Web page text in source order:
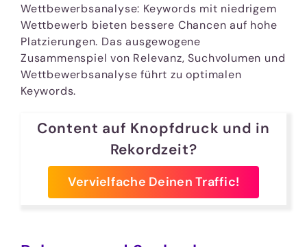
Wettbewerbsanalyse: Keywords mit niedrigem
Wettbewerb bieten bessere Chancen auf hohe
Platzierungen. Das ausgewogene
Zusammenspiel von Relevanz, Suchvolumen und
Wettbewerbsanalyse führt zu optimalen
Keywords.
Content auf Knopfdruck und in
Rekordzeit?
Vervielfache Deinen Traffic!